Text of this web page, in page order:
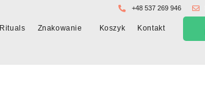
+48 537 269 946
Rituals Znakowanie Koszyk Kontakt